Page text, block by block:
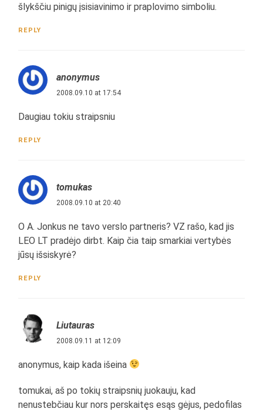
šlykščiu pinigų įsisiavinimo ir praplovimo simboliu.
REPLY
anonymus
2008.09.10 at 17:54
Daugiau tokiu straipsniu
REPLY
tomukas
2008.09.10 at 20:40
O A. Jonkus ne tavo verslo partneris? VZ rašo, kad jis
LEO LT pradėjo dirbt. Kaip čia taip smarkiai vertybės
jūsų išsiskyrė?
REPLY
Liutauras
2008.09.11 at 12:09
anonymus, kaip kada išeina
tomukai, aš po tokių straipsnių juokauju, kad
nenustebčiau kur nors perskaitęs esąs gėjus, pedofilas